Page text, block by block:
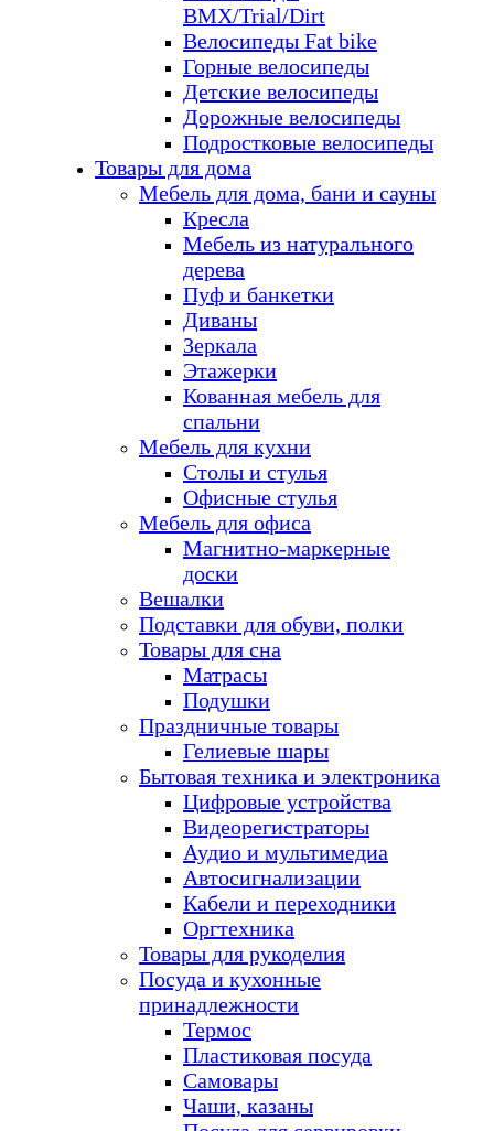
BMX/Trial/Dirt
Велосипеды Fat bike
Горные велосипеды
Детские велосипеды
Дорожные велосипеды
Подростковые велосипеды
Товары для дома
Мебель для дома, бани и сауны
Кресла
Мебель из натурального
дерева
Пуф и банкетки
Диваны
Зеркала
Этажерки
Кованная мебель для
спальни
Мебель для кухни
Столы и стулья
Офисные стулья
Мебель для офиса
Магнитно-маркерные
доски
Вешалки
Подставки для обуви, полки
Товары для сна
Матрасы
Подушки
Праздничные товары
Гелиевые шары
Бытовая техника и электроника
Цифровые устройства
Видеорегистраторы
Аудио и мультимедиа
Автосигнализации
Кабели и переходники
Оргтехника
Товары для рукоделия
Посуда и кухонные
принадлежности
Термос
Пластиковая посуда
Самовары
Чаши, казаны